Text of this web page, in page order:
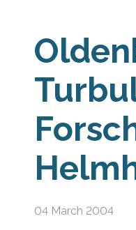
04 March 2004